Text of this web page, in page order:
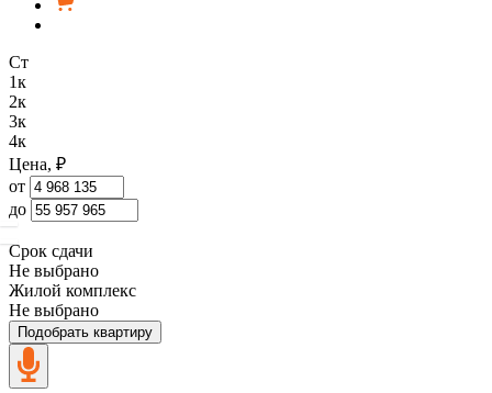
Ст
1к
2к
3к
4к
Цена, ₽
от
до
Срок сдачи
Не выбрано
Жилой комплекс
Не выбрано
Подобрать квартиру